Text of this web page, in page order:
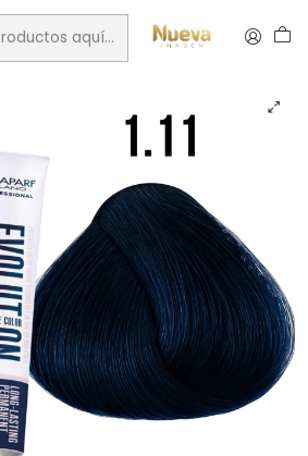
EVOLUTION OF THE COLOR 1.11 60ML